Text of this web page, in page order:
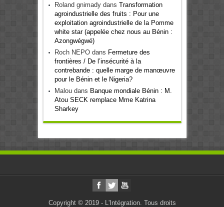
Roland gnimadydans Transformation
agroindustrielle des fruits : Pour une
exploitation agroindustrielle de la Pomme
white star (appelée chez nous au Bénin :
Azongwégwé)
Roch NEPOdans Fermeture des
frontières / De l’insécurité à la
contrebande : quelle marge de manœuvre
pour le Bénin et le Nigeria?
Maloudans Banque mondiale Bénin : M.
Atou SECK remplace Mme Katrina
Sharkey
Copyright © 2019 - L'Intégration. Tous droits